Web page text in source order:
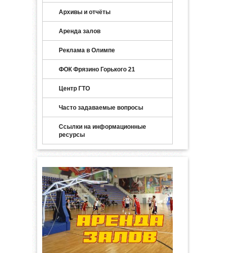
Архивы и отчёты
Аренда залов
Реклама в Олимпе
ФОК Фрязино Горького 21
Центр ГТО
Часто задаваемые вопросы
Ссылки на информационные
ресурсы